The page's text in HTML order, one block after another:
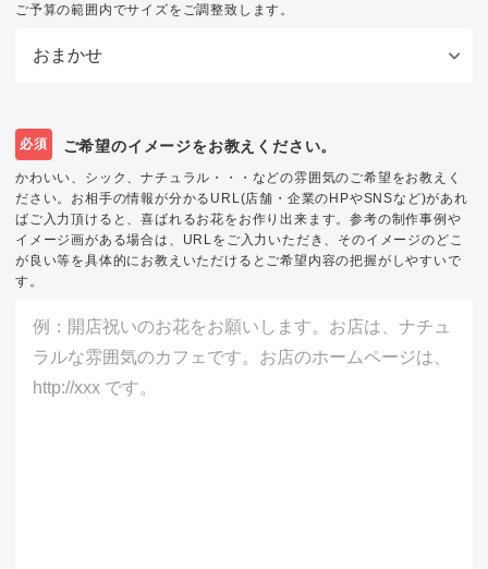
ご予算の範囲内でサイズをご調整致します。
必須 ご希望のイメージをお教えください。
かわいい、シック、ナチュラル・・・などの雰囲気のご希望をお教えく
ださい。お相手の情報が分かるURL(店舗・企業のHPやSNSなど)があれ
ばご入力頂けると、喜ばれるお花をお作り出来ます。参考の制作事例や
イメージ画がある場合は、URLをご入力いただき、そのイメージのどこ
が良い等を具体的にお教えいただけるとご希望内容の把握がしやすいで
す。